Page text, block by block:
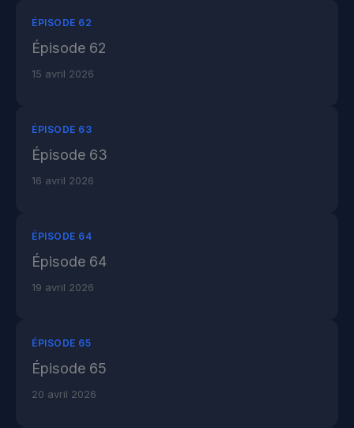
ÉPISODE 62
Épisode 62
15 avril 2026
ÉPISODE 63
Épisode 63
16 avril 2026
ÉPISODE 64
Épisode 64
19 avril 2026
ÉPISODE 65
Épisode 65
20 avril 2026